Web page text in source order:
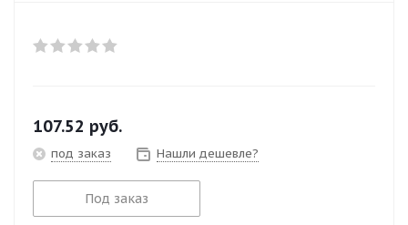
107.52 руб.
под заказ Нашли дешевле?
Под заказ